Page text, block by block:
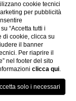
Siamo Ita
dei migliori
cookie tecnici
per pubblicità
“Accetta tutti i
di cookie, clicca su
il banner
Per riaprire il
nel footer del sito
clicca qui.